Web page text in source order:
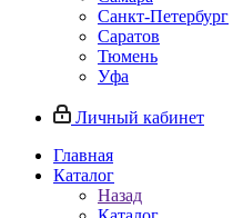
Санкт-Петербург
Саратов
Тюмень
Уфа
Личный кабинет
Главная
Каталог
Назад